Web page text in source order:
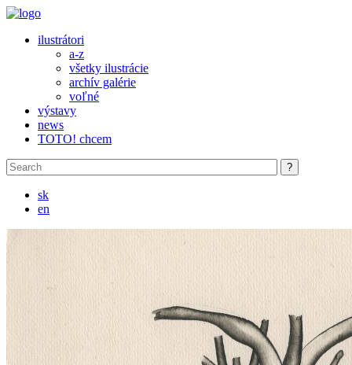
Skip to main content
ilustrátori
a-z
všetky ilustrácie
archív galérie
voľné
výstavy
news
TOTO! chcem
sk
en